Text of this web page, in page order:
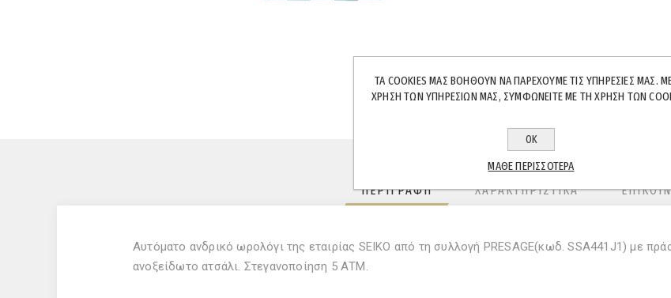
ΠΕΡΙΓΡΑΦΉ ΧΑΡΑΚΤΗΡΙΣΤΙΚΆ
Αυτόματο ανδρικό ωρολόγι της εταιρίας SEIKO από τη συλλογή PRESAGE(κωδ. SSA441J1) με
ανοξείδωτο ατσάλι. Στεγανοποίηση 5 ΑΤΜ.
ΤΑ COOKIES ΜΑΣ ΒΟΗΘΟΎΝ ΝΑ ΠΑΡΈΧΟΥΜΕ ΤΙΣ ΥΠΗΡΕΣΊΕΣ ΜΑΣ.
ΧΡΉΣΗ ΤΩΝ ΥΠΗΡΕΣΙΏΝ ΜΑΣ, ΣΥΜΦΩΝΕΊΤΕ ΜΕ ΤΗ ΧΡΉΣΗ ΤΩΝ
ΟΚ
ΜΆΘΕ ΠΕΡΙΣΣΌΤΕΡΑ